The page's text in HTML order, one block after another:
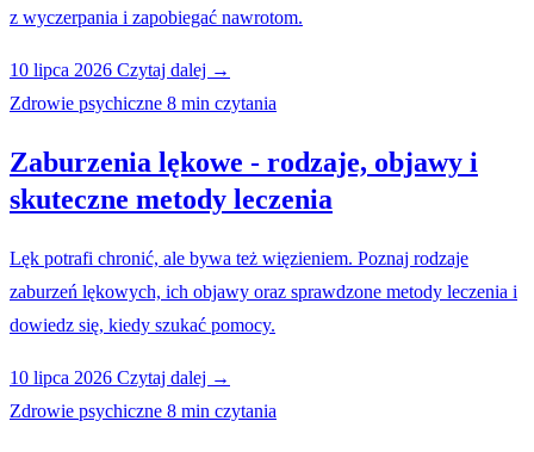
z wyczerpania i zapobiegać nawrotom.
10 lipca 2026 Czytaj dalej →
Zdrowie psychiczne 8 min czytania
Zaburzenia lękowe - rodzaje, objawy i
skuteczne metody leczenia
Lęk potrafi chronić, ale bywa też więzieniem. Poznaj rodzaje
zaburzeń lękowych, ich objawy oraz sprawdzone metody leczenia i
dowiedz się, kiedy szukać pomocy.
10 lipca 2026 Czytaj dalej →
Zdrowie psychiczne 8 min czytania